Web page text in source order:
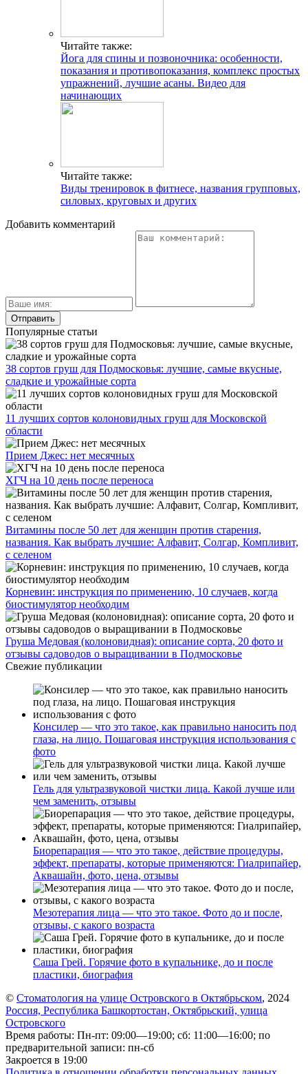
Читайте также:
Йога для спины и позвоночника: особенности,
показания и противопоказания, комплекс простых
упражнений, лучшие асаны. Видео для
начинающих
Читайте также:
Виды тренировок в фитнесе, названия групповых,
силовых, круговых и других
Добавить комментарий
Популярные статьи
38 сортов груш для Подмосковья: лучшие, самые вкусные,
сладкие и урожайные сорта
11 лучших сортов колоновидных груш для Московской
области
Прием Джес: нет месячных
ХГЧ на 10 день после переноса
Витамины после 50 лет для женщин против старения,
названия. Как выбрать лучшие: Алфавит, Солгар, Компливит,
с селеном
Корневин: инструкция по применению, 10 случаев, когда
биостимулятор необходим
Груша Медовая (колоновидная): описание сорта, 20 фото и
отзывы садоводов о выращивании в Подмосковье
Свежие публикации
Консилер — что это такое, как правильно наносить под
глаза, на лицо. Пошаговая инструкция использования с
фото
Гель для ультразвуковой чистки лица. Какой лучше или
чем заменить, отзывы
Биорепарация — что это такое, действие процедуры,
эффект, препараты, которые применяются: Гиалрипайер,
Аквашайн, фото, цена, отзывы
Мезотерапия лица — что это такое. Фото до и после,
отзывы, с какого возраста
Саша Грей. Горячие фото в купальнике, до и после
пластики, биография
© Стоматология на улице Островского в Октябрьском, 2024
Россия, Республика Башкортостан, Октябрьский, улица
Островского
Время работы: Пн-пт: 09:00—19:00; сб: 11:00—16:00; по
предварительной записи: пн-сб
Закроется в 19:00